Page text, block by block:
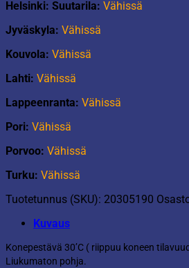
Helsinki: Suutarila: Vähissä
Jyväskyla: Vähissä
Kouvola: Vähissä
Lahti: Vähissä
Lappeenranta: Vähissä
Pori: Vähissä
Porvoo: Vähissä
Turku: Vähissä
Tuotetunnus (SKU): 20305190
Kuvaus
Konepestävä 30’C ( riippuu koneen
Liukumaton pohja.